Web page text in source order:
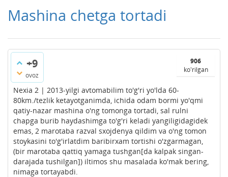
Mashina chetga tortadi
+9
ovoz
906
ko'rilgan
Nexia 2 | 2013-yilgi avtomabilim to'g'ri yo'lda 60-
80km./tezlik ketayotganimda, ichida odam bormi yo'qmi
qatiy-nazar mashina o'ng tomonga tortadi, sal rulni
chapga burib haydashimga to'g'ri keladi yangiligidagidek
emas, 2 marotaba razval sxojdenya qildim va o'ng tomon
stoykasini to'g'irlatdim baribirxam tortishi o'zgarmagan,
(bir marotaba qattiq yamaga tushgan[da kalpak singan-
darajada tushilgan]) iltimos shu masalada ko'mak bering,
nimaga tortayabdi.